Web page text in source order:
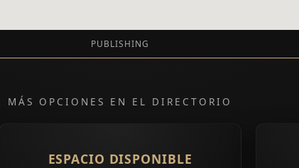
PUBLISHING
MÁS OPCIONES EN EL DIRECTORIO
ESPACIO DISPONIBLE